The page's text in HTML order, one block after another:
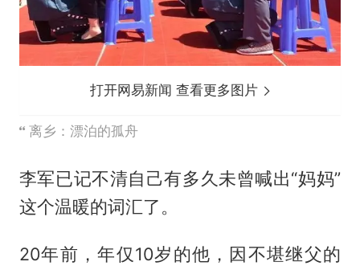
打开网易新闻 查看更多图片
离乡：漂泊的孤舟
李军已记不清自己有多久未曾喊出“妈妈”
这个温暖的词汇了。
20年前，年仅10岁的他，因不堪继父的